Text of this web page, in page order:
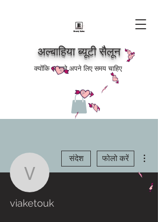
अल्बाहिया ब्यूटी सैलून
क्योंकि आपको अपने लिए समय चाहिए
viaketouk
संदेश फोलो करें
viaketouk